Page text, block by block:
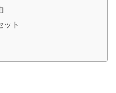
ット